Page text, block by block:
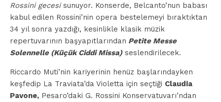
Rossini gecesisunuyor. Konserde, Belcanto’nun babası
kabul edilen Rossini’nin opera bestelemeyi bıraktıktan
34 yıl sonra yazdığı, kesinlikle klasik müzik
repertuvarının başyapıtlarından Petite Messe
Solennelle (Küçük Ciddi Missa)seslendirilecek.
Riccardo Muti’nin kariyerinin henüz başlarındayken
keşfedip La Traviata’da Violetta için seçtiği Claudia
Pavone, Pesaro’daki G. Rossini Konservatuvarı’ndan